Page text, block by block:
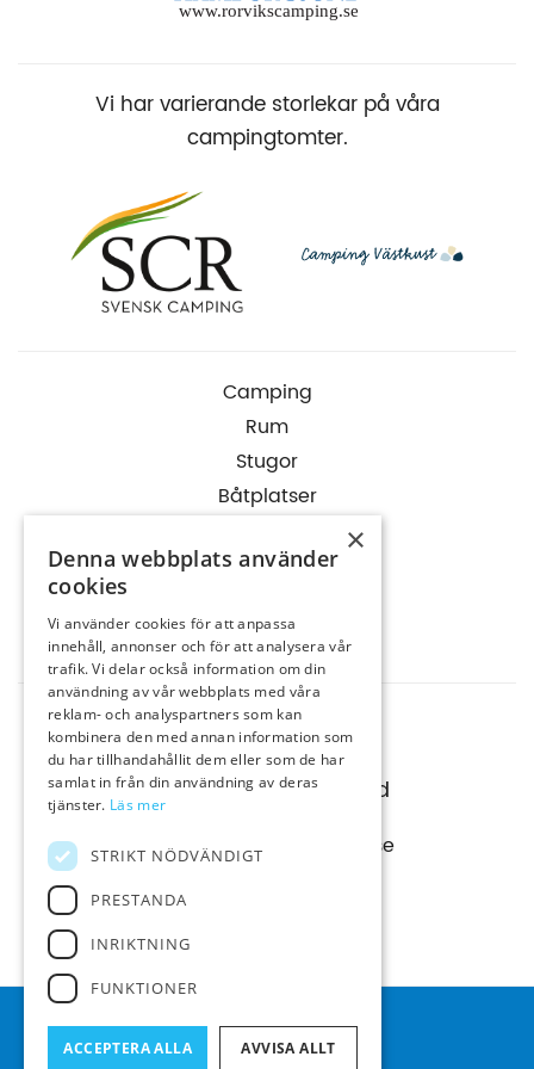
Vi har varierande storlekar på våra
campingtomter.
Camping
Rum
Stugor
Båtplatser
Information
Kontakt
Rörviks Camping
Rörviksvägen 15
457 47 Hamburgsund
info@rorvikscamping.se
Administration
×
Denna webbplats använder
cookies
Vi använder cookies för att anpassa
innehåll, annonser och för att analysera vår
trafik. Vi delar också information om din
användning av vår webbplats med våra
reklam- och analyspartners som kan
kombinera den med annan information som
du har tillhandahållit dem eller som de har
samlat in från din användning av deras
tjänster. Läs mer
STRIKT NÖDVÄNDIGT
PRESTANDA
INRIKTNING
FUNKTIONER
ACCEPTERA ALLA AVVISA ALLT